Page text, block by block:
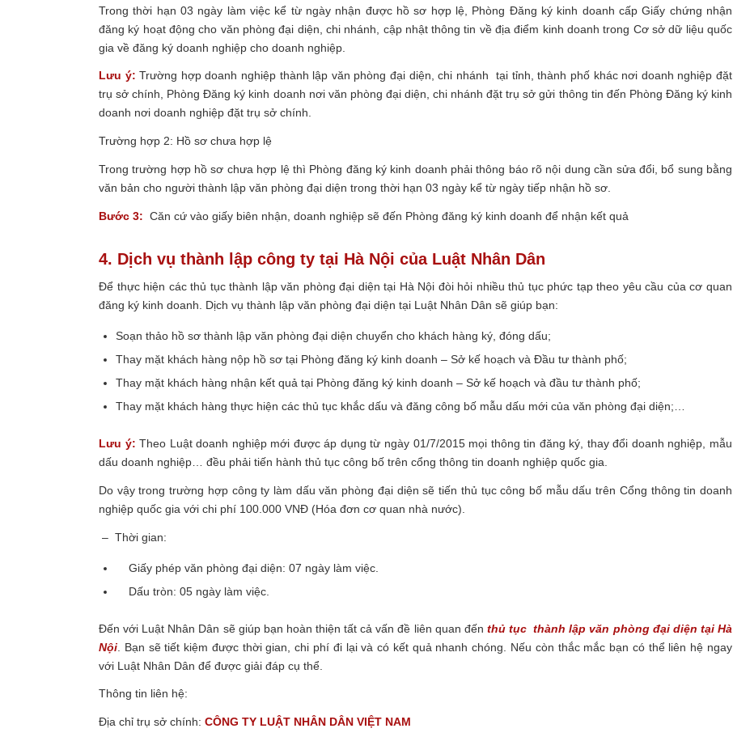
Trong thời hạn 03 ngày làm việc kể từ ngày nhận được hồ sơ hợp lệ, Phòng Đăng ký kinh doanh cấp Giấy chứng nhận
đăng ký hoạt động cho văn phòng đại diện, chi nhánh, cập nhật thông tin về địa điểm kinh doanh trong Cơ sở dữ liệu quốc
gia về đăng ký doanh nghiệp cho doanh nghiệp.
Lưu ý: Trường hợp doanh nghiệp thành lập văn phòng đại diện, chi nhánh tại tỉnh, thành phố khác nơi doanh nghiệp đặt
trụ sở chính, Phòng Đăng ký kinh doanh nơi văn phòng đại diện, chi nhánh đặt trụ sở gửi thông tin đến Phòng Đăng ký kinh
doanh nơi doanh nghiệp đặt trụ sở chính.
Trường hợp 2: Hồ sơ chưa hợp lệ
Trong trường hợp hồ sơ chưa hợp lệ thì Phòng đăng ký kinh doanh phải thông báo rõ nội dung cần sửa đổi, bổ sung bằng
văn bản cho người thành lập văn phòng đại diện trong thời hạn 03 ngày kể từ ngày tiếp nhận hồ sơ.
Bước 3: Căn cứ vào giấy biên nhận, doanh nghiệp sẽ đến Phòng đăng ký kinh doanh để nhận kết quả
4. Dịch vụ thành lập công ty tại Hà Nội của Luật Nhân Dân
Để thực hiện các thủ tục thành lập văn phòng đại diện tại Hà Nội đòi hỏi nhiều thủ tục phức tạp theo yêu cầu của cơ quan
đăng ký kinh doanh. Dịch vụ thành lập văn phòng đại diện tại Luật Nhân Dân sẽ giúp bạn:
Soạn thảo hồ sơ thành lập văn phòng đại diện chuyển cho khách hàng ký, đóng dấu;
Thay mặt khách hàng nộp hồ sơ tại Phòng đăng ký kinh doanh – Sở kế hoạch và Đầu tư thành phố;
Thay mặt khách hàng nhận kết quả tại Phòng đăng ký kinh doanh – Sở kế hoạch và đầu tư thành phố;
Thay mặt khách hàng thực hiện các thủ tục khắc dấu và đăng công bố mẫu dấu mới của văn phòng đại diện;…
Lưu ý: Theo Luật doanh nghiệp mới được áp dụng từ ngày 01/7/2015 mọi thông tin đăng ký, thay đổi doanh nghiệp, mẫu
dấu doanh nghiệp… đều phải tiến hành thủ tục công bố trên cổng thông tin doanh nghiệp quốc gia.
Do vậy trong trường hợp công ty làm dấu văn phòng đại diện sẽ tiến thủ tục công bố mẫu dấu trên Cổng thông tin doanh
nghiệp quốc gia với chi phí 100.000 VNĐ (Hóa đơn cơ quan nhà nước).
– Thời gian:
Giấy phép văn phòng đại diện: 07 ngày làm việc.
Dấu tròn: 05 ngày làm việc.
Đến với Luật Nhân Dân sẽ giúp bạn hoàn thiện tất cả vấn đề liên quan đến thủ tụcthành lập văn phòng đại diện tại Hà
Nội . Bạn sẽ tiết kiệm được thời gian, chi phí đi lại và có kết quả nhanh chóng. Nếu còn thắc mắc bạn có thể liên hệ ngay
với Luật Nhân Dân để được giải đáp cụ thể.
Thông tin liên hệ:
Địa chỉ trụ sở chính: CÔNG TY LUẬT NHÂN DÂN VIỆT NAM